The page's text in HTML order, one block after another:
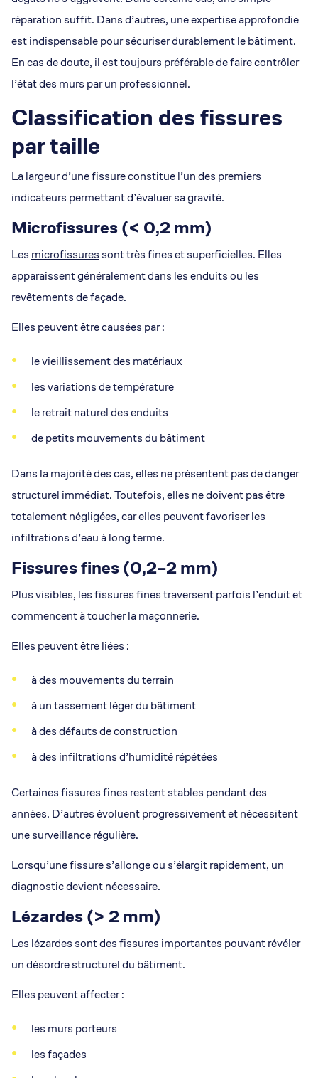
réparation suffit. Dans d’autres, une expertise approfondie
est indispensable pour sécuriser durablement le bâtiment.
En cas de doute, il est toujours préférable de faire contrôler
l’état des murs par un professionnel.
Classification des fissures
par taille
La largeur d’une fissure constitue l’un des premiers
indicateurs permettant d’évaluer sa gravité.
Microfissures (< 0,2 mm)
Les microfissures sont très fines et superficielles. Elles
apparaissent généralement dans les enduits ou les
revêtements de façade.
Elles peuvent être causées par :
le vieillissement des matériaux
les variations de température
le retrait naturel des enduits
de petits mouvements du bâtiment
Dans la majorité des cas, elles ne présentent pas de danger
structurel immédiat. Toutefois, elles ne doivent pas être
totalement négligées, car elles peuvent favoriser les
infiltrations d’eau à long terme.
Fissures fines (0,2–2 mm)
Plus visibles, les fissures fines traversent parfois l’enduit et
commencent à toucher la maçonnerie.
Elles peuvent être liées :
à des mouvements du terrain
à un tassement léger du bâtiment
à des défauts de construction
à des infiltrations d’humidité répétées
Certaines fissures fines restent stables pendant des
années. D’autres évoluent progressivement et nécessitent
une surveillance régulière.
Lorsqu’une fissure s’allonge ou s’élargit rapidement, un
diagnostic devient nécessaire.
Lézardes (> 2 mm)
Les lézardes sont des fissures importantes pouvant révéler
un désordre structurel du bâtiment.
Elles peuvent affecter :
les murs porteurs
les façades